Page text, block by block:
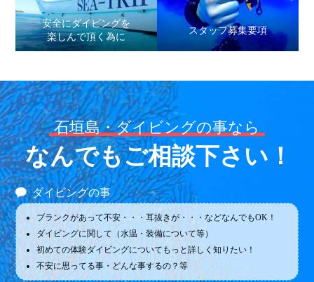
安全にダイビングを
楽しんで頂く為に
スタッフ募集要項
石垣島・ダイビングの事なら
なんでもご相談下さい！
ダイビングの事
ブランクがあって不安・・・耳抜きが・・・などなんでもOK！
ダイビングに関して（水温・装備について等）
初めての体験ダイビングについてもっと詳しく知りたい！
不安に思ってる事・どんな事するの？等